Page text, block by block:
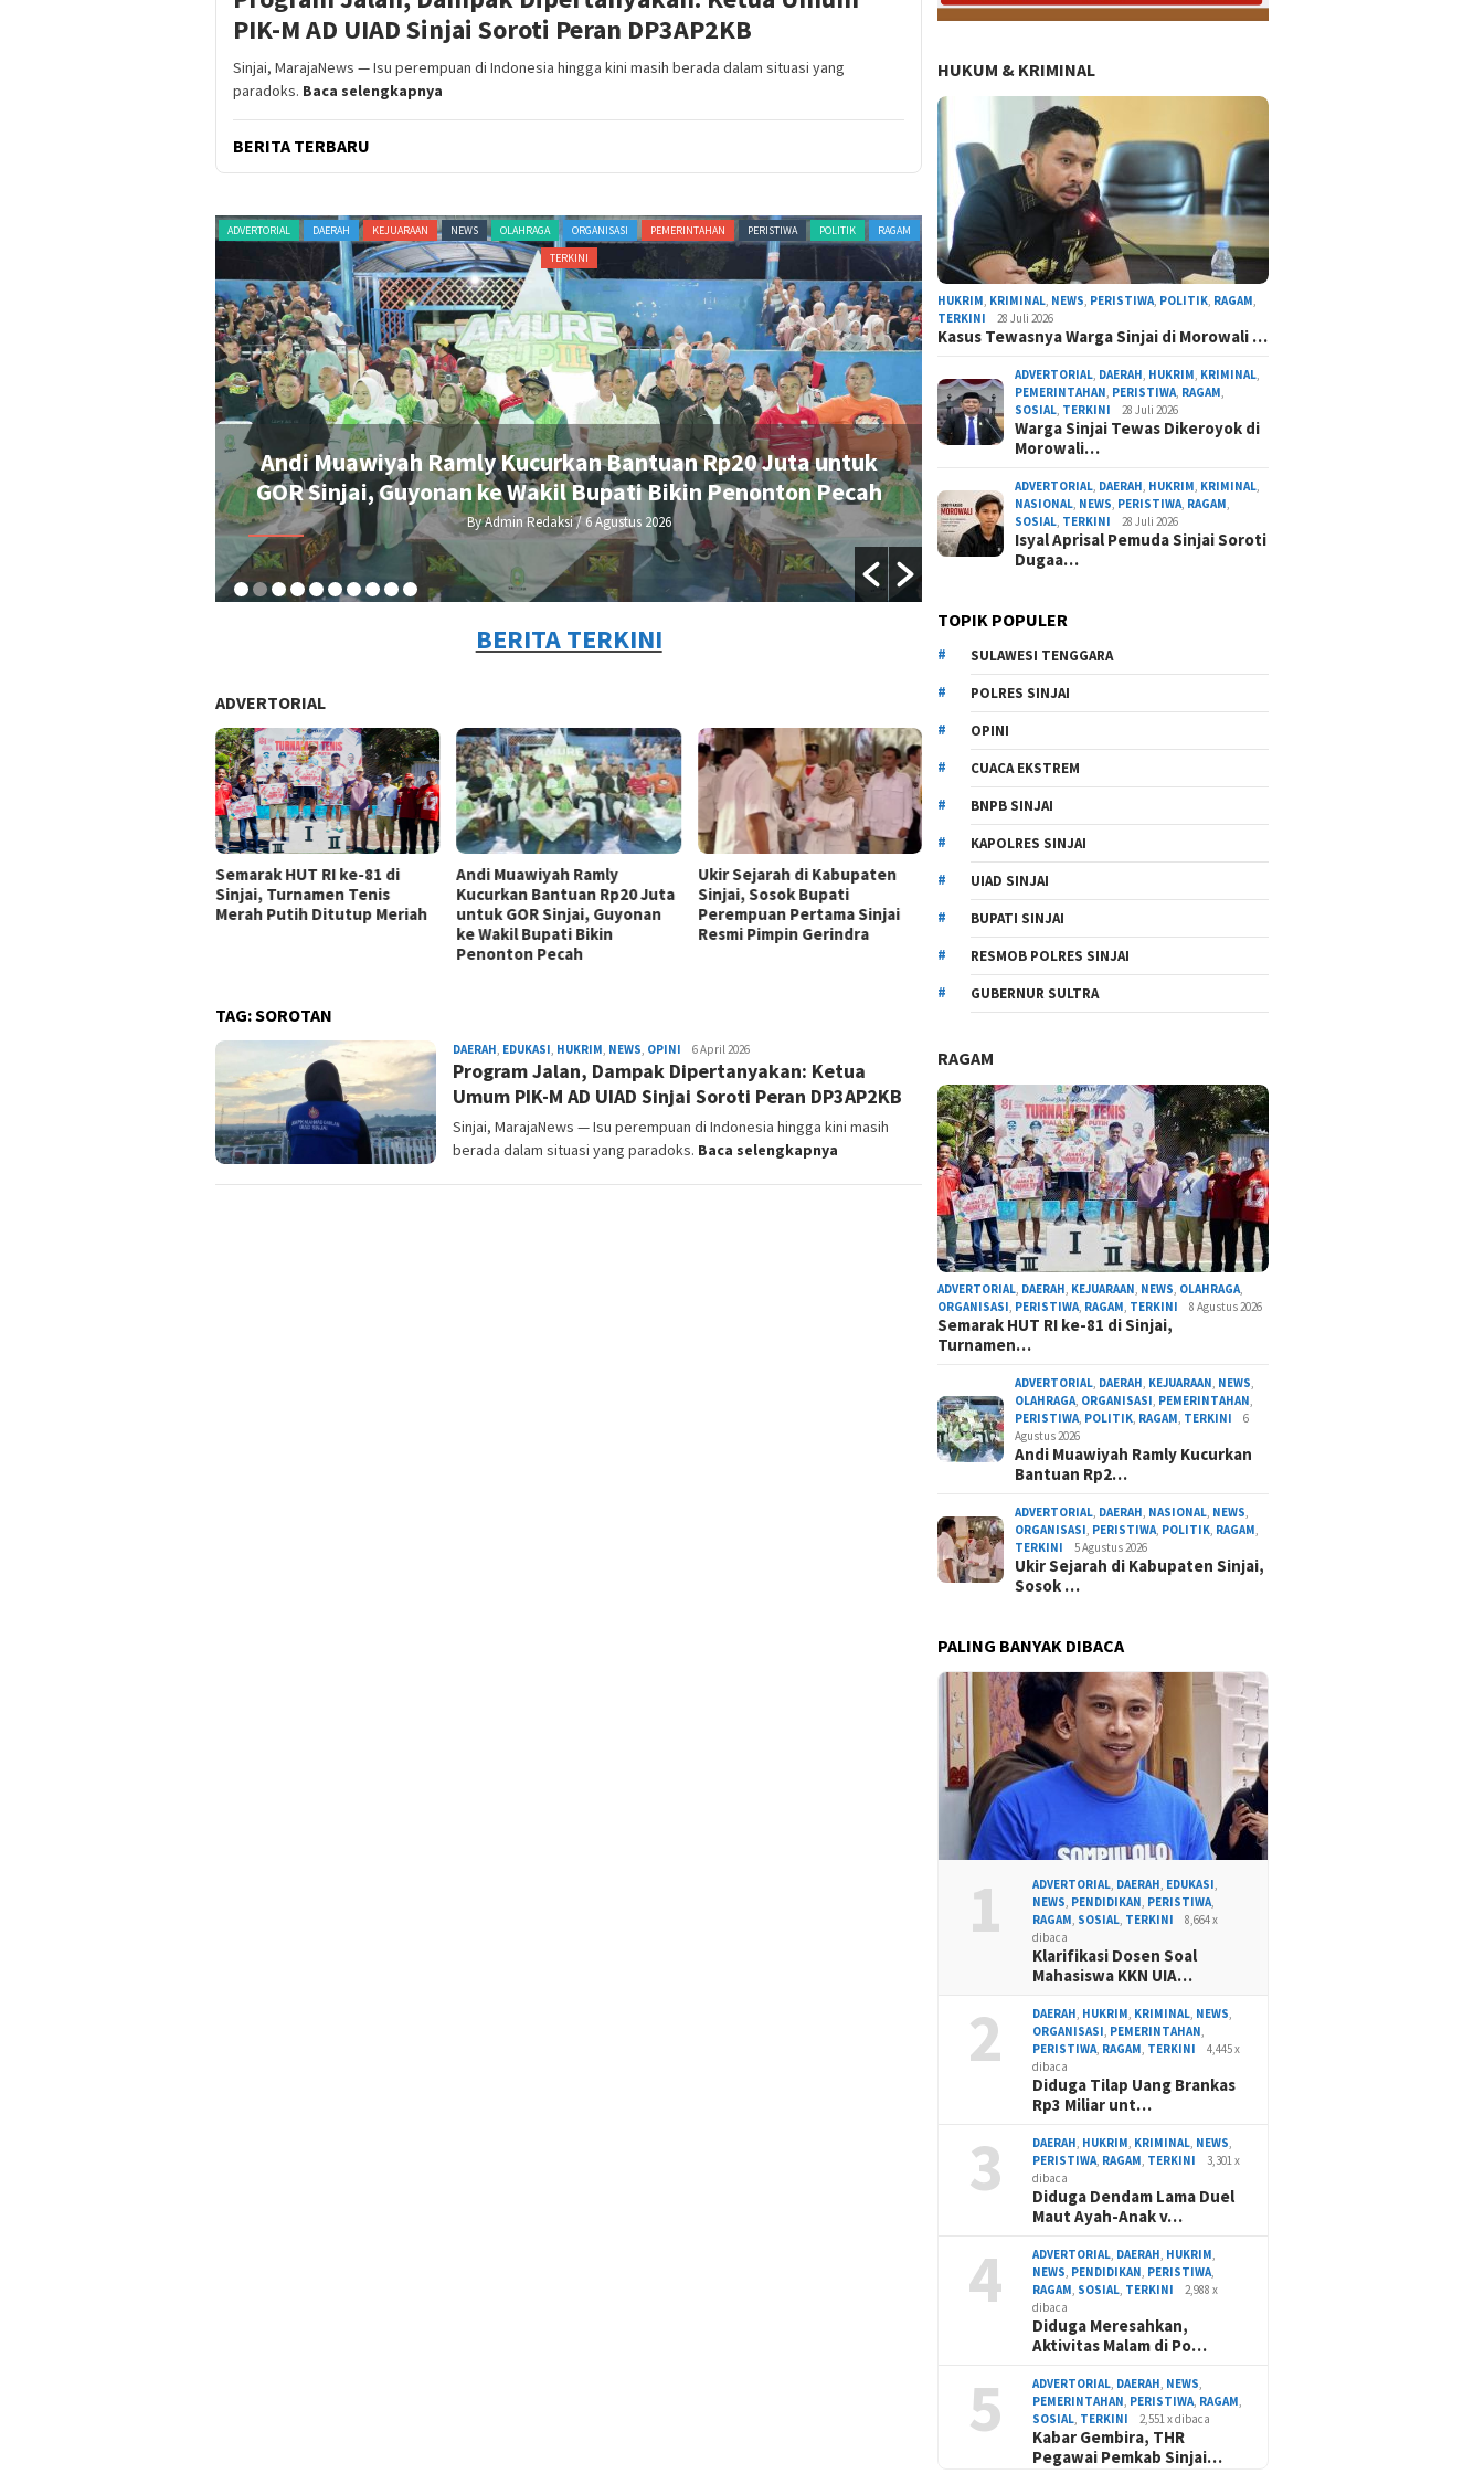
PIK-M AD UIAD Sinjai Soroti Peran DP3AP2KB
Sinjai, MarajaNews — Isu perempuan di Indonesia hingga kini masih berada dalam situasi yang
paradoks. Baca selengkapnya
BERITA TERBARU
ADVERTORIAL DAERAH NASIONAL NEWS ORGANISASI PERISTIWA POLITIK RAGAM TERKINI
Ukir Sejarah di Kabupaten Sinjai, Sosok Bupati Perempuan
Pertama Sinjai Resmi Pimpin Gerindra
By Admin Redaksi/ 5 Agustus 2026
ADVERTORIAL NEWS ORGANISASI
Ratnawati Arif Resmi Pimpin Gerindra Sinjai,
Program Presiden Prabowo
By Admin Redaksi
BERITA TERKINI
ADVERTORIAL
Semarak HUT RI ke-81 di
Sinjai, Turnamen Tenis
Merah Putih Ditutup Meriah
Andi Muawiyah Ramly
Kucurkan Bantuan Rp20 Juta
untuk GOR Sinjai, Guyonan
ke Wakil Bupati Bikin
Penonton Pecah
Ukir Sejarah di Kabupaten
Sinjai, Sosok Bupati
Perempuan Pertama Sinjai
Resmi Pimpin Gerindra
TAG:SOROTAN
DAERAH, EDUKASI, HUKRIM, NEWS, OPINI Admin
Redaksi
6 April 2026
Program Jalan, Dampak Dipertanyakan: Ketua
Umum PIK-M AD UIAD Sinjai Soroti Peran DP3AP2KB
Sinjai, MarajaNews — Isu perempuan di Indonesia hingga kini masih
berada dalam situasi yang paradoks. Baca selengkapnya
HUKUM & KRIMINAL
HUKRIM, KRIMINAL, NEWS, PERISTIWA, POLITIK, RAGAM,
TERKINI
28 Juli 2026
Kasus Tewasnya Warga Sinjai di Morowali …
ADVERTORIAL, DAERAH, HUKRIM, KRIMINAL,
PEMERINTAHAN, PERISTIWA, RAGAM,
SOSIAL, TERKINI 28 Juli 2026
Warga Sinjai Tewas Dikeroyok di
Morowali…
ADVERTORIAL, DAERAH, HUKRIM, KRIMINAL,
NASIONAL, NEWS, PERISTIWA, RAGAM,
SOSIAL, TERKINI 28 Juli 2026
Isyal Aprisal Pemuda Sinjai Soroti
Dugaa…
TOPIK POPULER
SULAWESI TENGGARA
POLRES SINJAI
OPINI
CUACA EKSTREM
BNPB SINJAI
KAPOLRES SINJAI
UIAD SINJAI
BUPATI SINJAI
RESMOB POLRES SINJAI
GUBERNUR SULTRA
RAGAM
ADVERTORIAL DAERAH KEJUARAAN NEWS OLAHRAGA
ORGANISASI PERISTIWA RAGAM TERKINI 8 Agustus 2026
Semarak HUT RI ke-81 di Sinjai,
Turnamen…
ADVERTORIAL DAERAH KEJUARAAN NEWS
OLAHRAGA ORGANISASI PEMERINTAHAN
PERISTIWA POLITIK RAGAM TERKINI
6
Agustus 2026
Andi Muawiyah Ramly Kucurkan
Bantuan Rp2…
ADVERTORIAL DAERAH NASIONAL NEWS
ORGANISASI PERISTIWA POLITIK RAGAM
TERKINI
5 Agustus 2026
Ukir Sejarah di Kabupaten Sinjai,
Sosok …
PALING BANYAK DIBACA
1 ADVERTORIAL DAERAH EDUKASI
NEWS PENDIDIKAN PERISTIWA
RAGAM SOSIAL TERKINI
8,664 x
dibaca
Klarifikasi Dosen Soal
Mahasiswa KKN UIA…
2 DAERAH HUKRIM KRIMINAL NEWS
ORGANISASI PEMERINTAHAN
PERISTIWA RAGAM TERKINI
4,445 x
dibaca
Diduga Tilap Uang Brankas
Rp3 Miliar unt…
3 DAERAH HUKRIM KRIMINAL NEWS
PERISTIWA RAGAM TERKINI
3,301 x
dibaca
Diduga Dendam Lama Duel
Maut Ayah-Anak v…
4 ADVERTORIAL DAERAH HUKRIM
NEWS PENDIDIKAN PERISTIWA
RAGAM SOSIAL TERKINI
2,988 x
dibaca
Diduga Meresahkan,
Aktivitas Malam di Po…
5 ADVERTORIAL DAERAH NEWS
PEMERINTAHAN PERISTIWA RAGAM
SOSIAL TERKINI 2,551 x dibaca
Kabar Gembira, THR
Pegawai Pemkab Sinjai…